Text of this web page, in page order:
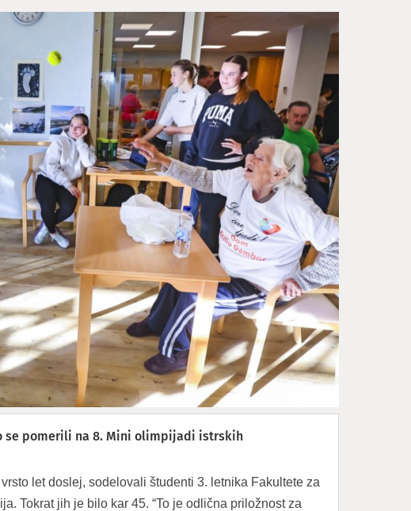
se pomerili na 8. Mini olimpijadi istrskih
let doslej, sodelovali študenti 3. letnika Fakultete za
Tokrat jih je bilo kar 45. “To je odlična priložnost za